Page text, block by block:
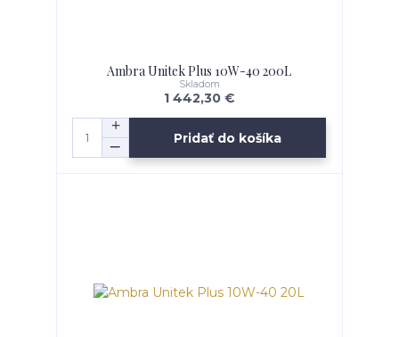
Ambra Unitek Plus 10W-40 200L
1 442,30 €
Skladom
Pridať do košíka